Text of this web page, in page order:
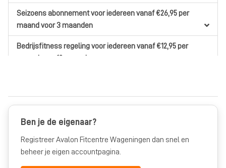
Seizoens abonnementvoor iedereenvanaf €26,95per
maand voor 3 maanden
Bedrijsfitness regelingvoor iedereenvanaf €12,95per
maand
voor 12 maanden
Ben je de eigenaar?
Registreer Avalon Fitcentre Wageningen dan snel en
beheer je eigen accountpagina.